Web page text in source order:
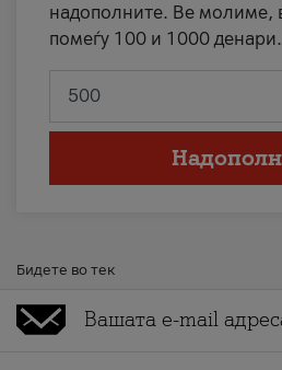
надополните. Ве молиме,
помеѓу 100 и 1000 денари.
Бидете во тек